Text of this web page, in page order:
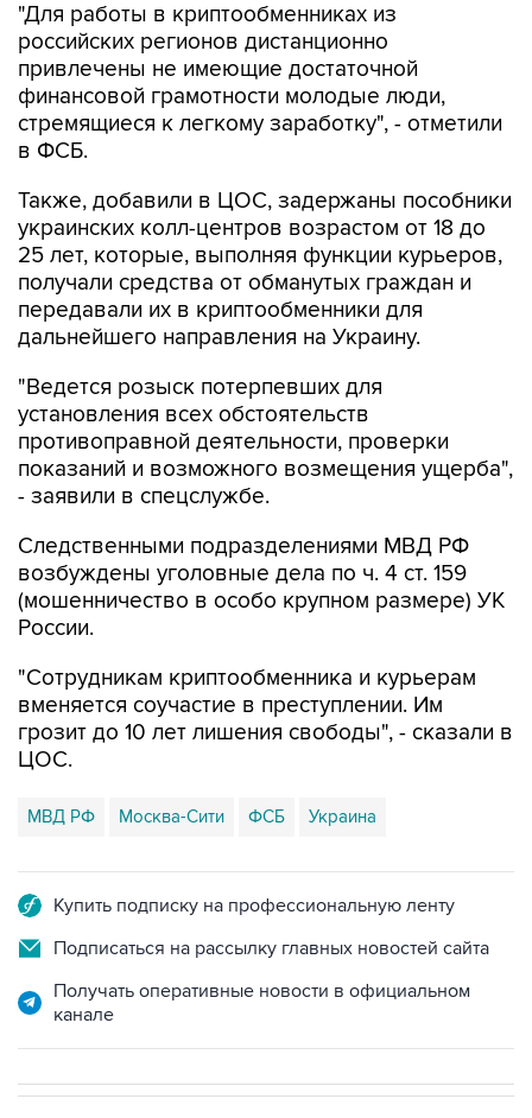
"Для работы в криптообменниках из
российских регионов дистанционно
привлечены не имеющие достаточной
финансовой грамотности молодые люди,
стремящиеся к легкому заработку", - отметили
в ФСБ.
Также, добавили в ЦОС, задержаны пособники
украинских колл-центров возрастом от 18 до
25 лет, которые, выполняя функции курьеров,
получали средства от обманутых граждан и
передавали их в криптообменники для
дальнейшего направления на Украину.
"Ведется розыск потерпевших для
установления всех обстоятельств
противоправной деятельности, проверки
показаний и возможного возмещения ущерба",
- заявили в спецслужбе.
Следственными подразделениями МВД РФ
возбуждены уголовные дела по ч. 4 ст. 159
(мошенничество в особо крупном размере) УК
России.
"Сотрудникам криптообменника и курьерам
вменяется соучастие в преступлении. Им
грозит до 10 лет лишения свободы", - сказали в
ЦОС.
МВД РФ Москва-Сити ФСБ Украина
Купить подписку на профессиональную ленту
Подписаться на рассылку главных новостей сайта
Получать оперативные новости в официальном
канале